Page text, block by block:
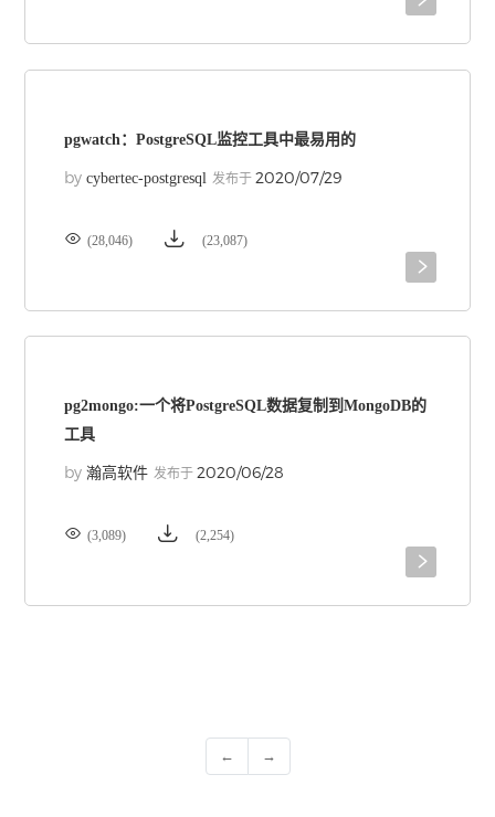
pgwatch：PostgreSQL监控工具中最易用的
bycybertec-postgresql 发布于2020/07/29
 (28,046)  (23,087)

pg2mongo:一个将PostgreSQL数据复制到MongoDB的
工具
by瀚高软件 发布于2020/06/28
 (3,089)  (2,254)

← →